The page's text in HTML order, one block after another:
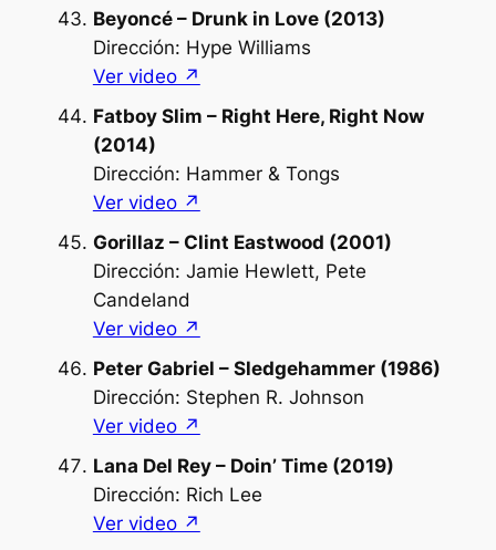
Beyoncé – Drunk in Love (2013)
Dirección: Hype Williams
Ver video ↗︎
Fatboy Slim – Right Here, Right Now
(2014)
Dirección: Hammer & Tongs
Ver video ↗︎
Gorillaz – Clint Eastwood (2001)
Dirección: Jamie Hewlett, Pete
Candeland
Ver video ↗︎
Peter Gabriel – Sledgehammer (1986)
Dirección: Stephen R. Johnson
Ver video ↗︎
Lana Del Rey – Doin’ Time (2019)
Dirección: Rich Lee
Ver video ↗︎